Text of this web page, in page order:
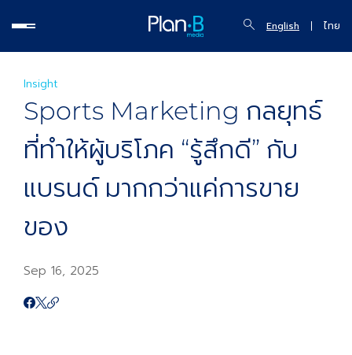
English ไทย
Insight
Sports Marketing กลยุทธ์
ที่ทำให้ผู้บริโภค “รู้สึกดี” กับ
แบรนด์ มากกว่าแค่การขาย
ของ
Sep 16, 2025